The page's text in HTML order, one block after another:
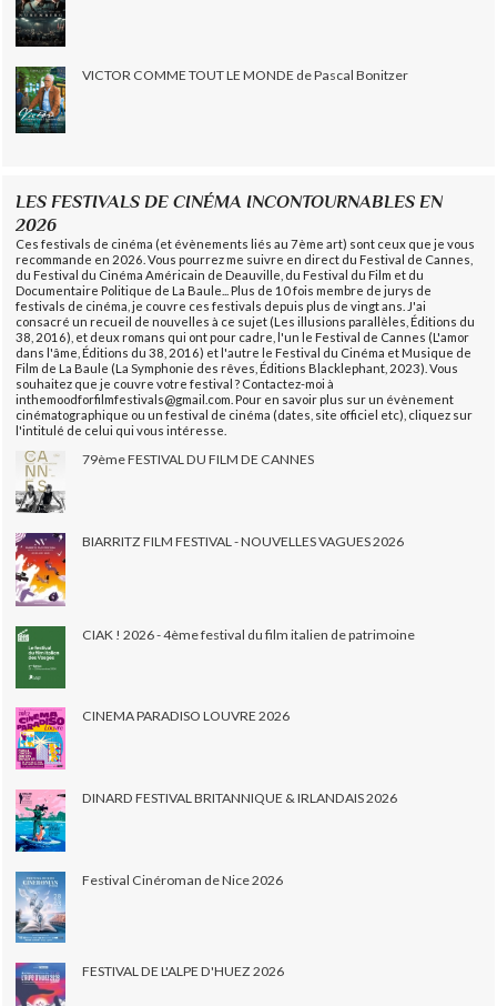
VICTOR COMME TOUT LE MONDE de Pascal Bonitzer
LES FESTIVALS DE CINÉMA INCONTOURNABLES EN
2026
Ces festivals de cinéma (et évènements liés au 7ème art) sont ceux que je vous
recommande en 2026. Vous pourrez me suivre en direct du Festival de Cannes,
du Festival du Cinéma Américain de Deauville, du Festival du Film et du
Documentaire Politique de La Baule... Plus de 10 fois membre de jurys de
festivals de cinéma, je couvre ces festivals depuis plus de vingt ans. J'ai
consacré un recueil de nouvelles à ce sujet (Les illusions parallèles, Éditions du
38, 2016), et deux romans qui ont pour cadre, l'un le Festival de Cannes (L'amor
dans l'âme, Éditions du 38, 2016) et l'autre le Festival du Cinéma et Musique de
Film de La Baule (La Symphonie des rêves, Éditions Blacklephant, 2023). Vous
souhaitez que je couvre votre festival ? Contactez-moi à
inthemoodforfilmfestivals@gmail.com. Pour en savoir plus sur un évènement
cinématographique ou un festival de cinéma (dates, site officiel etc), cliquez sur
l'intitulé de celui qui vous intéresse.
79ème FESTIVAL DU FILM DE CANNES
BIARRITZ FILM FESTIVAL - NOUVELLES VAGUES 2026
CIAK ! 2026 - 4ème festival du film italien de patrimoine
CINEMA PARADISO LOUVRE 2026
DINARD FESTIVAL BRITANNIQUE & IRLANDAIS 2026
Festival Cinéroman de Nice 2026
FESTIVAL DE L'ALPE D'HUEZ 2026